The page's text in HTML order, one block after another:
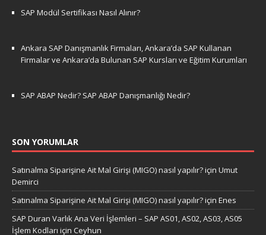
SAP Modül Sertifikası Nasıl Alınır?
Ankara SAP Danışmanlık Firmaları, Ankara’da SAP Kullanan
Firmalar ve Ankara’da Bulunan SAP Kursları ve Eğitim Kurumları
SAP ABAP Nedir? SAP ABAP Danışmanlığı Nedir?
SON YORUMLAR
Satınalma Siparişine Ait Mal Girişi (MIGO) nasıl yapılır?için Umut
Demirci
Satınalma Siparişine Ait Mal Girişi (MIGO) nasıl yapılır?için Enes
SAP Duran Varlık Ana Veri İşlemleri – SAP AS01, AS02, AS03, AS05
İşlem Kodları için Ceyhun